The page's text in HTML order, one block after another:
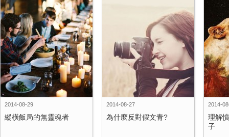
2014-08-29
縱橫飯局的無靈魂者
2014-08-27
為什麼反對假文青?
2014-
理解
子